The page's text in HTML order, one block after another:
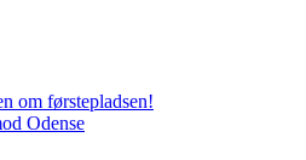
om førstepladsen!
Odense